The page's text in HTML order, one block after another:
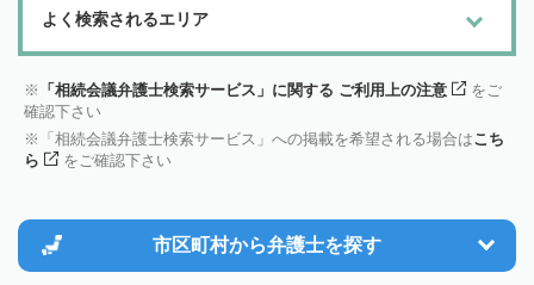
よく検索されるエリア
「相続会議弁護士検索サービス」に関する ご利用上の注意
をご
確認下さい
「相続会議弁護士検索サービス」への掲載を希望される場合はこち
ら
をご確認下さい
市区町村から弁護士を探す